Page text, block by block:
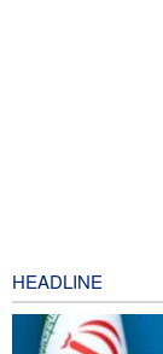
HEADLINE